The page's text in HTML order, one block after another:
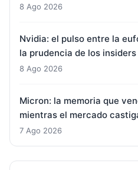
8 Ago 2026
Nvidia: el pulso entre la
la prudencia de los insiders
8 Ago 2026
Micron: la memoria que
mientras el mercado
7 Ago 2026